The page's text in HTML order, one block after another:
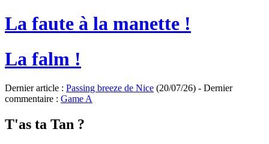
La faute à la manette !
La falm !
Dernier article : Passing breeze de Nice (20/07/26) - Dernier
commentaire : Game A
T'as ta Tan ?